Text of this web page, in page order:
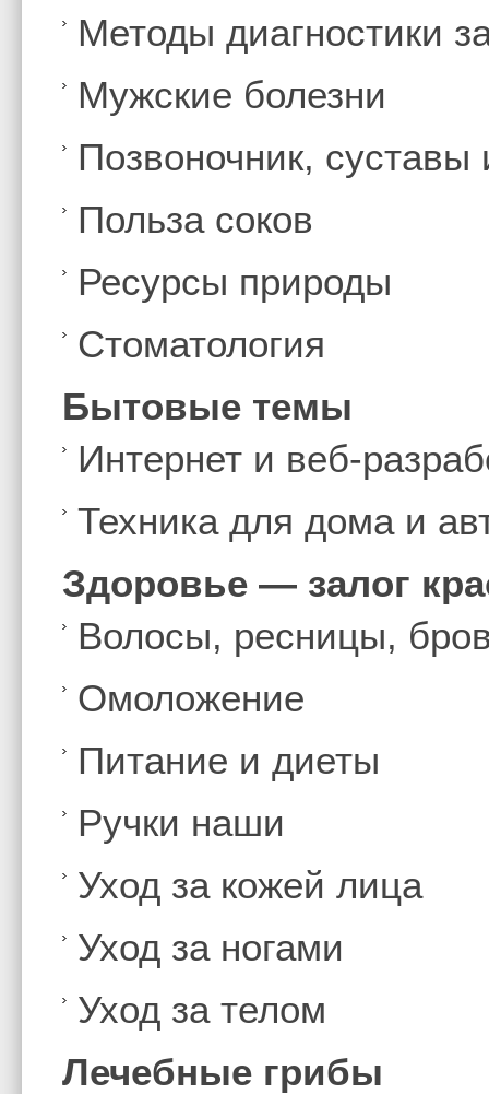
Методы диагностики
Мужские болезни
Позвоночник,
Польза соков
Ресурсы природы
Стоматология
Бытовые темы
Интернет и веб-
Техника для дома и
Здоровье — залог
Волосы, ресницы,
Омоложение
Питание и диеты
Ручки наши
Уход за кожей лица
Уход за ногами
Уход за телом
Лечебные грибы